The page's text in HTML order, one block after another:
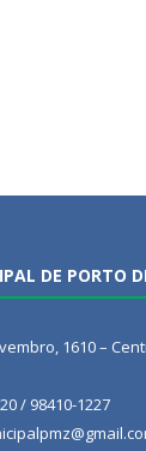
DE PORTO
1610 –
/ 98410-1227